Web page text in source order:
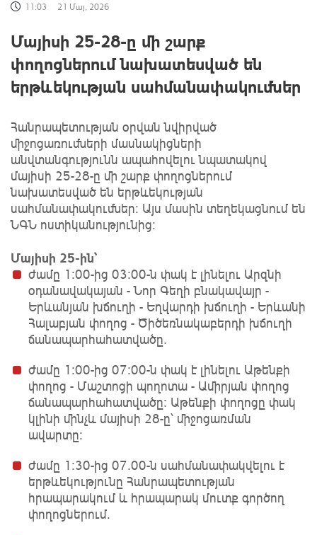
11:03 21 Մայ, 2026
Մայիսի 25-28-ը մի շարք
փողոցներում նախատեսված են
երթևեկության սահմանափակումներ
Հանրապետության օրվան նվիրված
միջոցառումների մասնակիցների
անվտանգությունն ապահովելու նպատակով
մայիսի 25-28-ը մի շարք փողոցներում
նախատեսված են երթևեկության
սահմանափակումներ։ Այս մասին տեղեկացնում են
ՆԳՆ ոստիկանությունից:
Մայիսի 25-ին՝
ժամը 1։00-ից 03։00-ն փակ է լինելու Արզնի
օդանավակայան - Նոր Գեղի բնակավայր -
Երևանյան խճուղի - Եղվարդի խճուղի - Երևանի
Հալաբյան փողոց - Ծիծեռնակաբերդի խճուղի
ճանապարհահատվածը.
ժամը 1։00-ից 07։00-ն փակ է լինելու Աթենքի
փողոց - Մաշտոցի պողոտա - Ամիրյան փողոց
ճանապարհահատվածը: Աթենքի փողոցը փակ
կլինի մինչև մայիսի 28-ը՝ միջոցառման
ավարտը։
ժամը 1։30-ից 07.00-ն սահմանափակվելու է
երթևեկությունը Հանրապետության
հրապարակում և հրապարակ մուտք գործող
փողոցներում.